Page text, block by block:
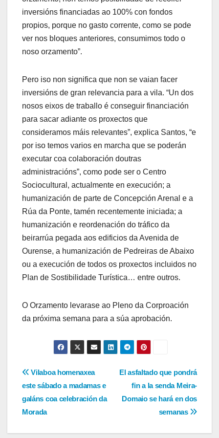
inversións financiadas ao 100% con fondos
propios, porque no gasto corrente, como se pode
ver nos bloques anteriores, consumimos todo o
noso orzamento”.
Pero iso non significa que non se vaian facer
inversións de gran relevancia para a vila. “Un dos
nosos eixos de traballo é conseguir financiación
para sacar adiante os proxectos que
consideramos máis relevantes”, explica Santos, “e
por iso temos varios en marcha que se poderán
executar coa colaboración doutras
administracións”, como pode ser o Centro
Sociocultural, actualmente en execución; a
humanización de parte de Concepción Arenal e a
Rúa da Ponte, tamén recentemente iniciada; a
humanización e reordenación do tráfico da
beirarrúa pegada aos edificios da Avenida de
Ourense, a humanización de Pedreiras de Abaixo
ou a execución de todos os proxectos incluidos no
Plan de Sostibilidade Turística… entre outros.
O Orzamento levarase ao Pleno da Corproación
da próxima semana para a súa aprobación.
Navegación
de
entradas
El asfaltado que pondrá
fin a la senda Meira-
Domaio se hará en dos
semanas
Vilaboa homenaxea
este sábado a madamas e
galáns coa celebración da
Morada